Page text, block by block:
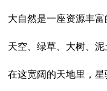
大自然是一座资源丰
天空、绿草、大树、
在这宽阔的天地里，